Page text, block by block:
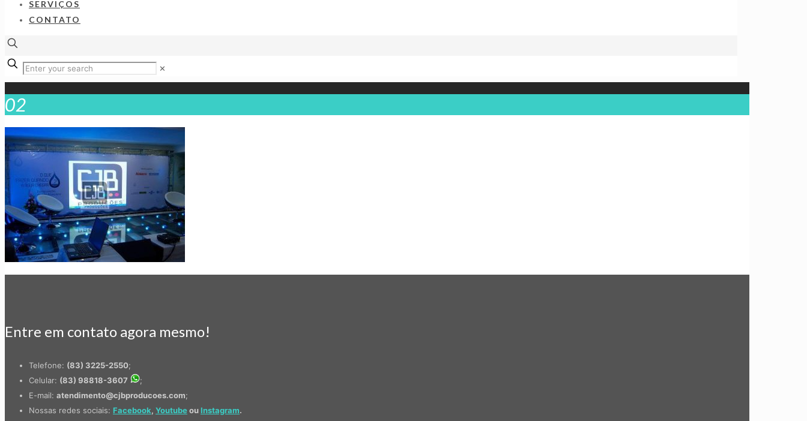
SERVIÇOS
CONTATO
✕
02
Entre em contato agora mesmo!
Telefone: (83) 3225-2550;
Celular: (83) 98818-3607
;
E-mail: atendimento@cjbproducoes.com;
Nossas redes sociais: Facebook, Youtubeou Instagram.